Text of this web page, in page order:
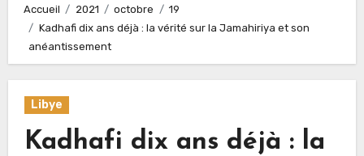
Accueil 2021 octobre
19
Kadhafi dix ans déjà : la vérité sur la Jamahiriya et son
anéantissement
Libye
Kadhafi dix ans déjà : la